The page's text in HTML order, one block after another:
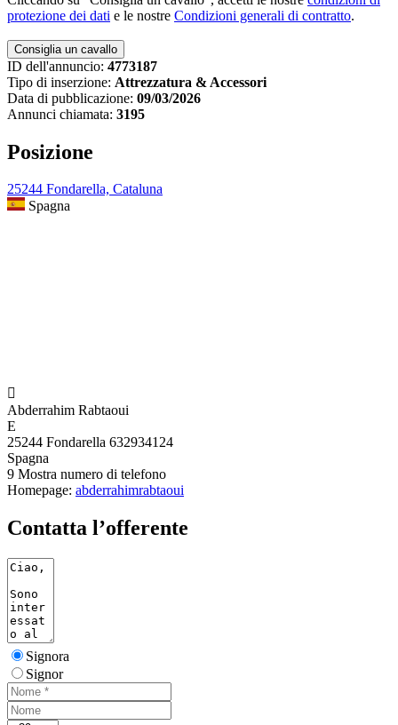
protezione dei dati e le nostre Condizioni generali di contratto.
ID dell'annuncio: 4773187
Tipo di inserzione: Attrezzatura & Accessori
Data di pubblicazione: 09/03/2026
Annunci chiamata: 3195
Posizione
25244 Fondarella, Cataluna
Spagna

Abderrahim Rabtaoui
E
25244 Fondarella 632934124
Spagna
9 Mostra numero di telefono
Homepage: abderrahimrabtaoui
Contatta l’offerente
Signora
Signor